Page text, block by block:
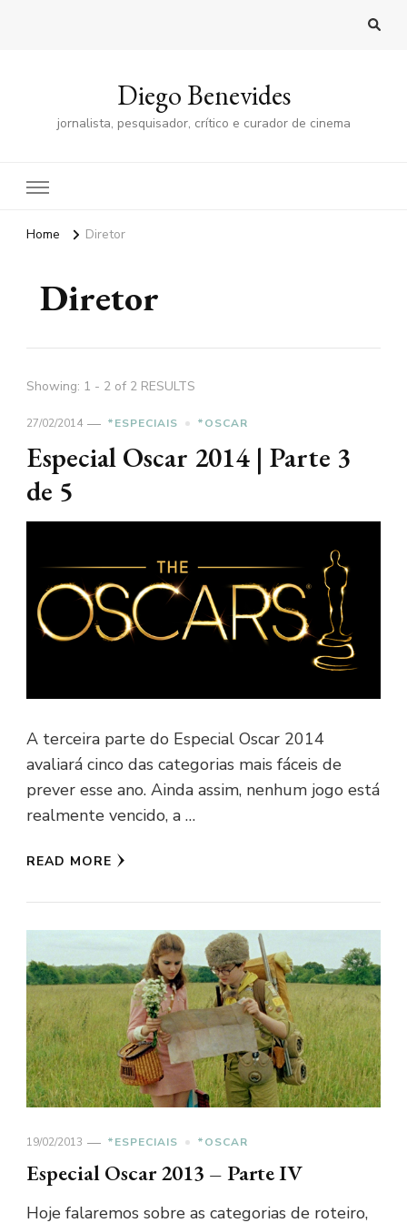
Diego Benevides
jornalista, pesquisador, crítico e curador de cinema
Home Diretor
Diretor
Showing: 1 - 2 of 2 RESULTS
27/02/2014 *ESPECIAIS *OSCAR
Especial Oscar 2014 | Parte 3
de 5
A terceira parte do Especial Oscar 2014
avaliará cinco das categorias mais fáceis de
prever esse ano. Ainda assim, nenhum jogo está
realmente vencido, a …
READ MORE
19/02/2013 *ESPECIAIS *OSCAR
Especial Oscar 2013 – Parte IV
Hoje falaremos sobre as categorias de roteiro,